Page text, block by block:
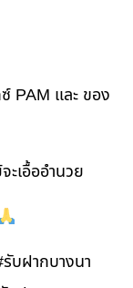
PAM และ ของ
ะเอื้ออำนวย
บฝากบางนา